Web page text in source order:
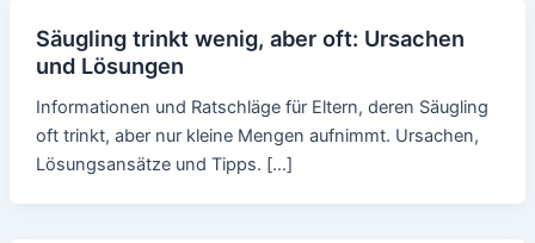
Säugling trinkt wenig, aber oft: Ursachen
und Lösungen
Informationen und Ratschläge für Eltern, deren Säugling
oft trinkt, aber nur kleine Mengen aufnimmt. Ursachen,
Lösungsansätze und Tipps. […]